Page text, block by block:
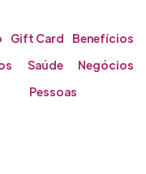
Gift Card
Benefícios
Saúde
Negócios
Pessoas